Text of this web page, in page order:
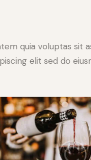
quia voluptas sit
elit sed do